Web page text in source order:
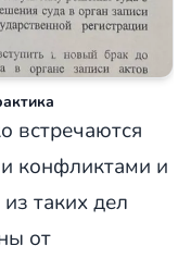
встречаются
конфликтами и
таких дел
от